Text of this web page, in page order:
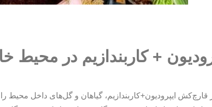
+ کاربندازیم در محیط
قارچ‌کش ایپرودیون+کاربندازیم، گیاهان و گل‌های داخل